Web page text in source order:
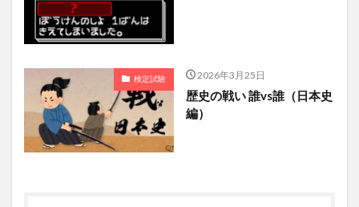
検定試験 2026年3月25日
歴史の戦い 誰vs誰（日本史
編）